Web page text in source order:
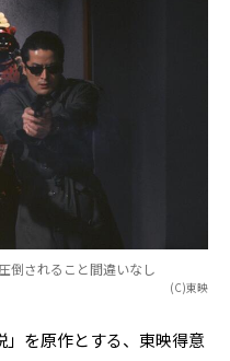
倒されること間違いなし
(C)東映
を原作とする、東映得意